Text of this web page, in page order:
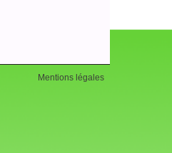
Mentions légales